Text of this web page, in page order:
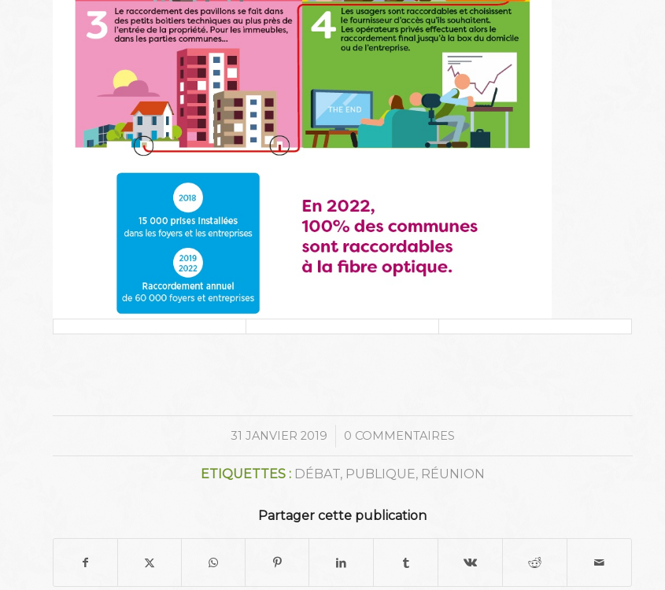
31 JANVIER 2019
/ 0 COMMENTAIRES
ETIQUETTES : DÉBAT, PUBLIQUE, RÉUNION
Partager cette publication